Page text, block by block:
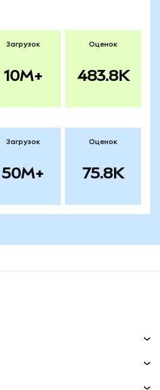
Загрузок
10M+
Оценок
483.8K
Загрузок
50M+
Оценок
75.8K